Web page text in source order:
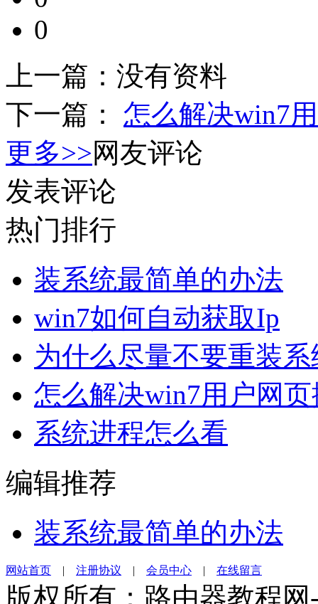
0
上一篇： 没有资料
下一篇： 怎么解决win7
更多>>网友评论
发表评论
热门排行
装系统最简单的办法
win7如何自动获取Ip
为什么尽量不要重装系
怎么解决win7用户网
系统进程怎么看
编辑推荐
装系统最简单的办法
网站首页 | 注册协议 | 会员中心 | 在线留言
版权所有：路由器教程